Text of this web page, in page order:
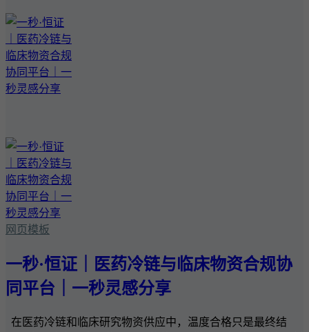
网页模板
一秒·恒证｜医药冷链与临床物资合规协
同平台｜一秒灵感分享
在医药冷链和临床研究物资供应中，温度合格只是最终结